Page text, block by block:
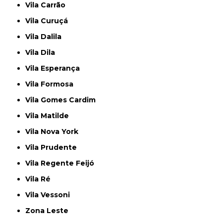
Vila Carrão
Vila Curuçá
Vila Dalila
Vila Dila
Vila Esperança
Vila Formosa
Vila Gomes Cardim
Vila Matilde
Vila Nova York
Vila Prudente
Vila Regente Feijó
Vila Ré
Vila Vessoni
Zona Leste